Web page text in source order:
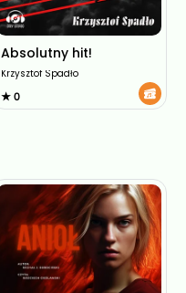
Absolutny hit!
Krzysztof Spadło
★ 0